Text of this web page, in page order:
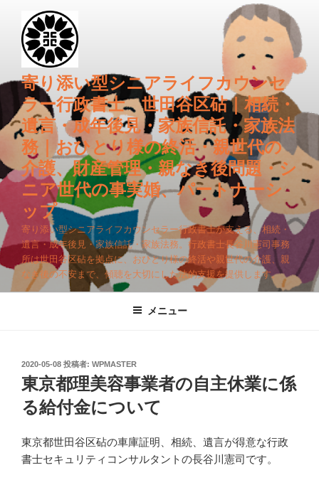
キ
プ
寄り添い型シニアライフカウンセ
ラー行政書士 世田谷区砧｜相続・
遺言・成年後見・家族信託・家族法
務｜おひとり様の終活・親世代の
介護、財産管理・親なき後問題・シ
ニア世代の事実婚、パートナーシ
ップ
寄り添い型シニアライフカウンセラー行政書士が支える、相続・
遺言・成年後見・家族信託・家族法務。行政書士長谷川憲司事務
所は世田谷区砧を拠点に、おひとり様の終活や親世代の介護、親
なき後の不安まで、傾聴を大切にした法的支援を提供します。
メニュー
投
稿
日:
2020-05-08 投稿者: WPMASTER
東京都理美容事業者の自主休業に係
る給付金について
東京都世田谷区砧の車庫証明、相続、遺言が得意な行政
書士セキュリティコンサルタントの長谷川憲司です。